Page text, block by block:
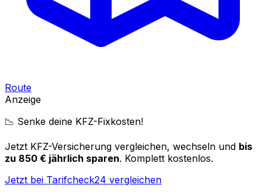
Route
Anzeige
📉 Senke deine KFZ-Fixkosten!
Jetzt KFZ-Versicherung vergleichen, wechseln und bis
zu 850 € jährlich sparen. Komplett kostenlos.
Jetzt bei Tarifcheck24 vergleichen